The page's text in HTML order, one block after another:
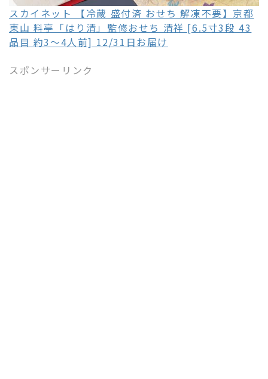
スカイネット 【冷蔵 盛付済 おせち 解凍不要】京都
東山 料亭「はり清」監修おせち 清祥 [6.5寸3段 43
品目 約3～4人前] 12/31日お届け
スポンサーリンク